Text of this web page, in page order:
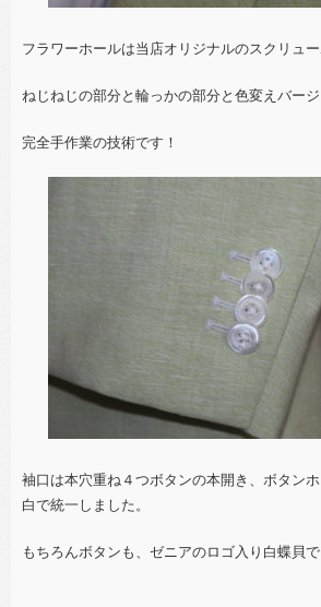
フラワーホールは当店オリジナルのスクリュー
ねじねじの部分と輪っかの部分と色変えバージ
完全手作業の技術です！
袖口は本穴重ね４つボタンの本開き、ボタン
白で統一しました。
もちろんボタンも、ゼニアのロゴ入り白蝶貝で